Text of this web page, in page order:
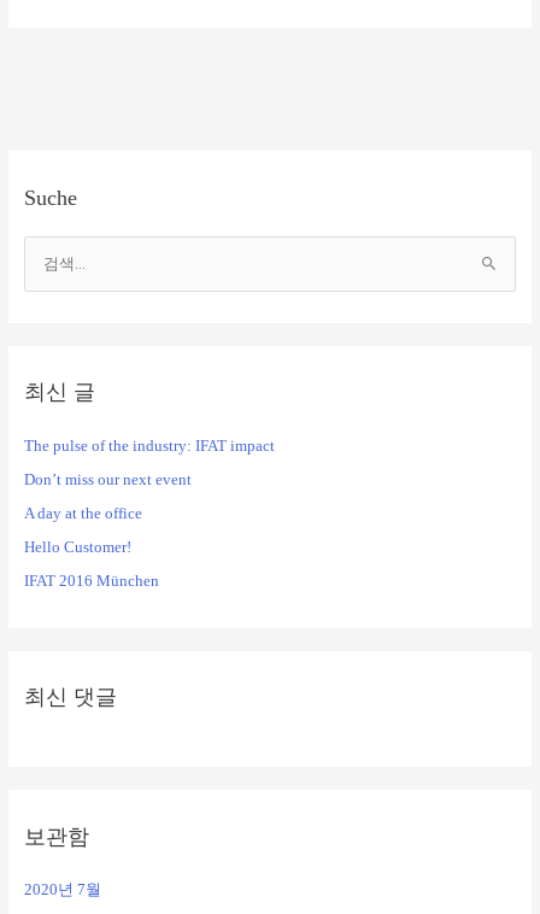
Suche
최신 글
The pulse of the industry: IFAT impact
Don’t miss our next event
A day at the office
Hello Customer!
IFAT 2016 München
최신 댓글
보관함
2020년 7월